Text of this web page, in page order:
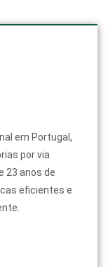
em Portugal,
por via
23 anos de
eficientes e